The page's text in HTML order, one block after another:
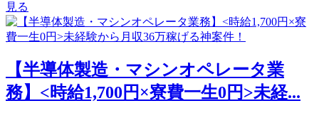
見る
【半導体製造・マシンオペレータ業
務】<時給1,700円×寮費一生0円>未経...